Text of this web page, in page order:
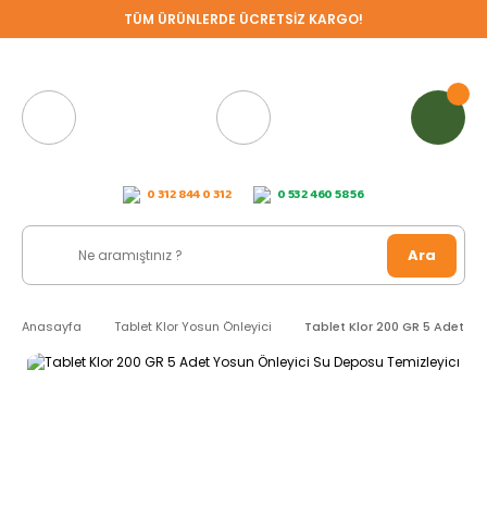
TÜM ÜRÜNLERDE ÜCRETSİZ KARGO!
0 312 844 0 312 0 532 460 58 56
Ara
Anasayfa Tablet Klor Yosun Önleyici Tablet Klor 200 GR 5 Adet